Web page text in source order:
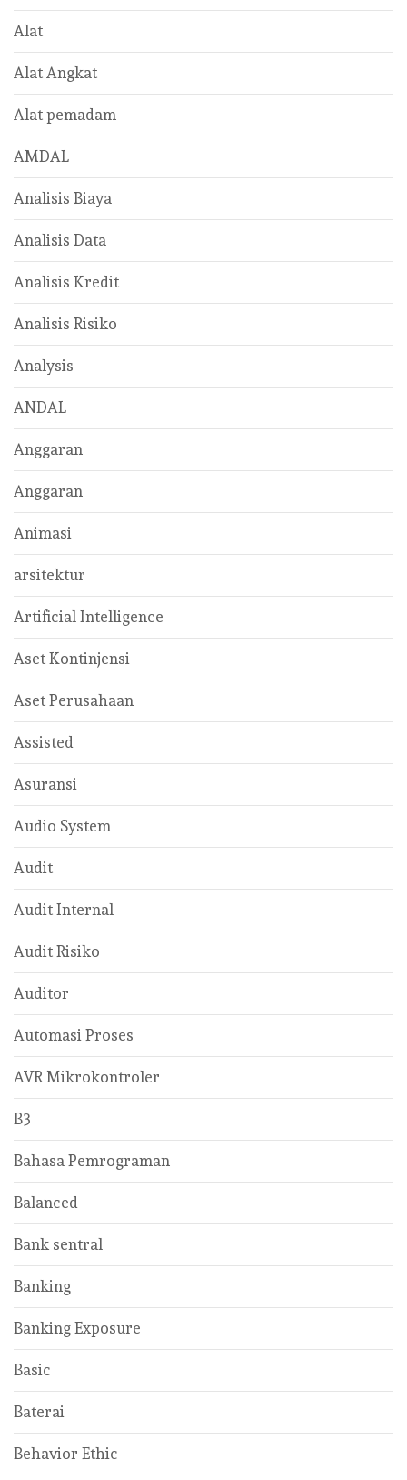
Alat
Alat Angkat
Alat pemadam
AMDAL
Analisis Biaya
Analisis Data
Analisis Kredit
Analisis Risiko
Analysis
ANDAL
Anggaran
Anggaran
Animasi
arsitektur
Artificial Intelligence
Aset Kontinjensi
Aset Perusahaan
Assisted
Asuransi
Audio System
Audit
Audit Internal
Audit Risiko
Auditor
Automasi Proses
AVR Mikrokontroler
B3
Bahasa Pemrograman
Balanced
Bank sentral
Banking
Banking Exposure
Basic
Baterai
Behavior Ethic